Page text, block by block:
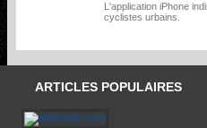
L'application iPhone
cyclistes urbains.
ARTICLES POPULAIRES